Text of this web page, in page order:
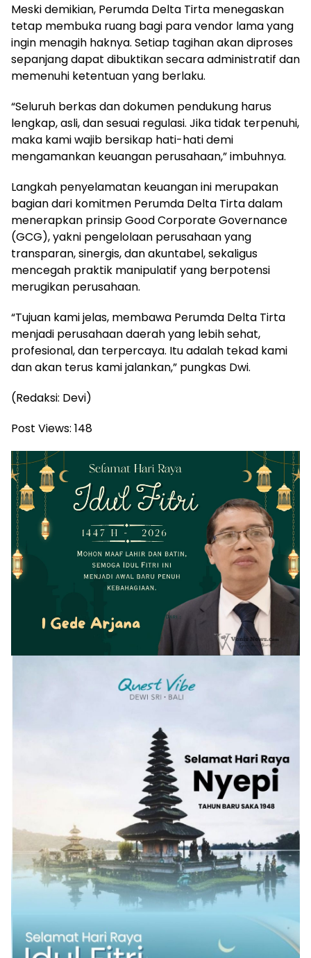
Meski demikian, Perumda Delta Tirta menegaskan
tetap membuka ruang bagi para vendor lama yang
ingin menagih haknya. Setiap tagihan akan diproses
sepanjang dapat dibuktikan secara administratif dan
memenuhi ketentuan yang berlaku.
“Seluruh berkas dan dokumen pendukung harus
lengkap, asli, dan sesuai regulasi. Jika tidak terpenuhi,
maka kami wajib bersikap hati-hati demi
mengamankan keuangan perusahaan,” imbuhnya.
Langkah penyelamatan keuangan ini merupakan
bagian dari komitmen Perumda Delta Tirta dalam
menerapkan prinsip Good Corporate Governance
(GCG), yakni pengelolaan perusahaan yang
transparan, sinergis, dan akuntabel, sekaligus
mencegah praktik manipulatif yang berpotensi
merugikan perusahaan.
“Tujuan kami jelas, membawa Perumda Delta Tirta
menjadi perusahaan daerah yang lebih sehat,
profesional, dan terpercaya. Itu adalah tekad kami
dan akan terus kami jalankan,” pungkas Dwi.
(Redaksi: Devi)
Post Views: 148